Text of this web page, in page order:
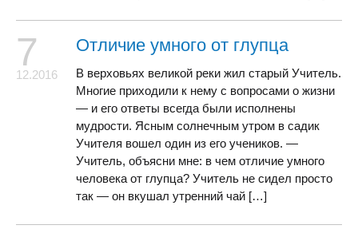
7
12.2016
Отличие умного от глупца
В верховьях великой реки жил старый Учитель.
Многие приходили к нему с вопросами о жизни
— и его ответы всегда были исполнены
мудрости. Ясным солнечным утром в садик
Учителя вошел один из его учеников. —
Учитель, объясни мне: в чем отличие умного
человека от глупца? Учитель не сидел просто
так — он вкушал утренний чай […]